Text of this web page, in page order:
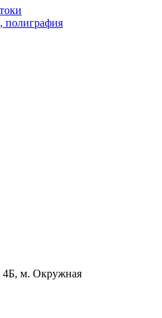
полиграфия
4Б, м. Окружная